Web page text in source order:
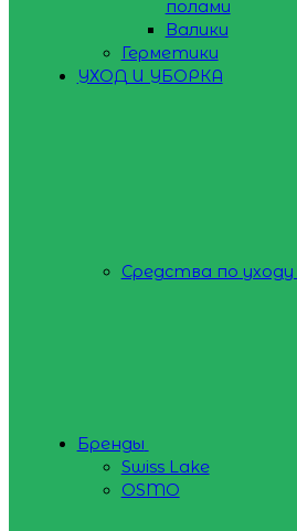
полами
Валики
Герметики
УХОД И УБОРКА
Средства по
Бренды
Swiss Lake
OSMO